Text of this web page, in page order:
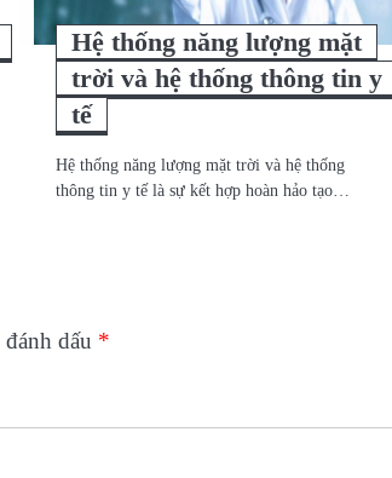
Hệ thống năng lượng mặt
trời và hệ thống thông tin y
tế
Hệ thống năng lượng mặt trời và hệ thống
thông tin y tế là sự kết hợp hoàn hảo tạo…
dấu *